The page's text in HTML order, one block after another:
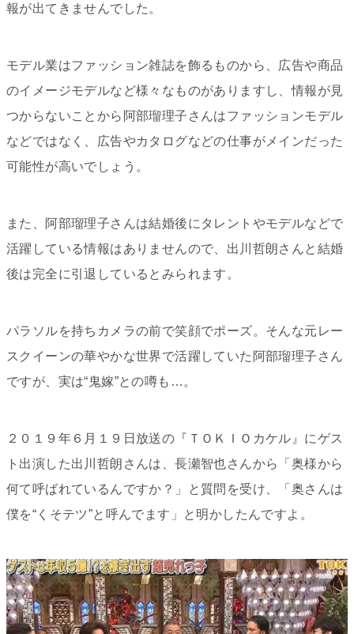
報が出てきませんでした。
モデル業はファッション雑誌を飾るものから、広告や商品
のイメージモデルなど様々なものがありますし、情報が見
つからないことから阿部瑠理子さんはファッションモデル
などではなく、広告やカタログなどの仕事がメインだった
可能性が高いでしょう。
また、阿部瑠理子さんは結婚後にタレントやモデルなどで
活躍している情報はありませんので、出川哲朗さんと結婚
後は完全に引退しているとみられます。
パラソルを持ちカメラの前で笑顔でポーズ。そんな元レー
スクイーンの華やかな世界で活躍していた阿部瑠理子さん
ですが、実は“鬼嫁”との噂も…。
２０１９年６月１９日放送の『ＴＯＫＩＯカケル』にゲス
ト出演した出川哲朗さんは、長瀬智也さんから「奥様から
何て呼ばれているんですか？」と質問を受け、「奥さんは
僕を“くそテツ”と呼んでます」と明かしたんですよ。